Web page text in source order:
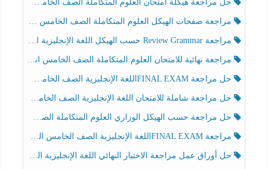
حل مراجعة هيكلة امتحان العلوم المتكاملة الصف الخامس عام الفصل الثالث
مراجعة صفحات الهيكل العلوم المتكاملة الصف الخامس انسبير الفصل الثالث
مراجعة Review Grammar حسب الهيكل اللغة الإنجليزية الصف الخامس الفصل الثالث
مراجعة نهائية للامتحان العلوم المتكاملة الصف الخامس انسبير الفصل الثالث
حل مراجعة FINAL EXAMاللغة الإنجليزية الصف الخامس الفصل الثالث
حل مراجعة شاملة للامتحان اللغة الإنجليزية الصف الخامس الفصل الثالث
حل مراجعة حسب الهيكل الوزاري العلوم المتكاملة الصف الخامس عام الفصل الثالث
مراجعة FINAL EXAMاللغة الإنجليزية الصف الخامس الفصل الثالث
حل أوراق عمل مراجعة الاختبار النهائي اللغة الإنجليزية الصف الرابع الفصل الثالث